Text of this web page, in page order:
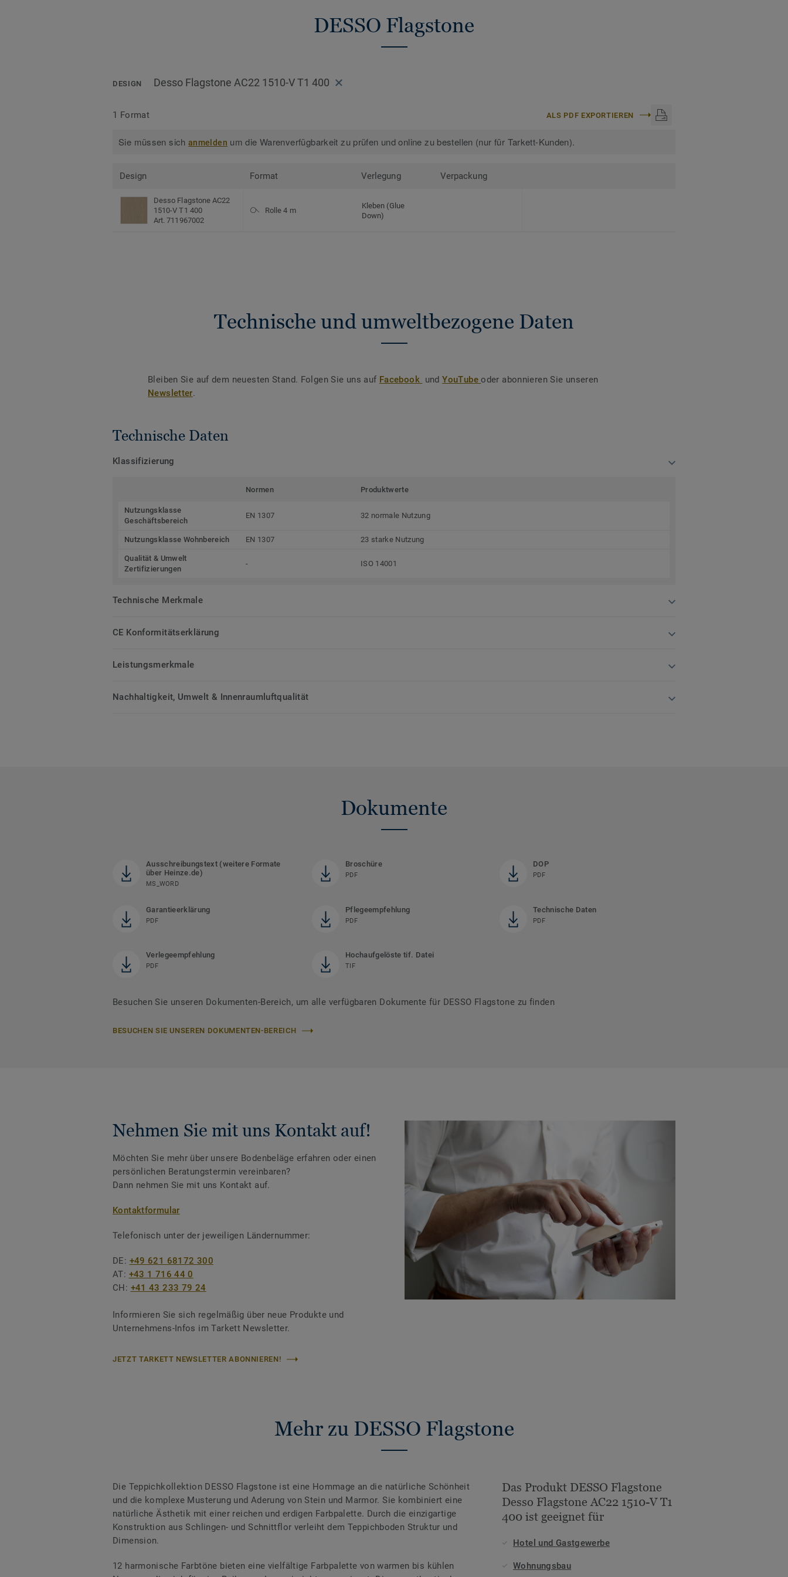
DESSO Flagstone
DESIGN Desso Flagstone AC22 1510-V T1 400
1 Format ALS PDF EXPORTIEREN
Sie müssen sichanmelden um die Warenverfügbarkeit zu prüfen und online zu bestellen (nur für Tarkett-Kunden).
Design Format Verlegung Verpackung
Desso Flagstone AC22
1510-V T1 400
Art. 711967002
Rolle 4 m
Kleben (Glue
Down)
Technische und umweltbezogene Daten
Bleiben Sie auf dem neuesten Stand. Folgen Sie uns auf Facebook undYouTubeoder abonnieren Sie unseren
Newsletter.
Technische Daten
Klassifizierung
Normen Produktwerte
Nutzungsklasse
Geschäftsbereich
EN 1307 32 normale Nutzung
Nutzungsklasse Wohnbereich EN 1307 23 starke Nutzung
Qualität & Umwelt
Zertifizierungen
- ISO 14001
Technische Merkmale
CE Konformitätserklärung
Leistungsmerkmale
Nachhaltigkeit, Umwelt & Innenraumluftqualität
Dokumente
Ausschreibungstext (weitere Formate
über Heinze.de)
MS_WORD
Broschüre
PDF
DOP
PDF
Garantieerklärung
PDF
Pflegeempfehlung
PDF
Technische Daten
PDF
Verlegeempfehlung
PDF
Hochaufgelöste tif. Datei
TIF
Besuchen Sie unseren Dokumenten-Bereich, um alle verfügbaren Dokumente für DESSO Flagstone zu finden
BESUCHEN SIE UNSEREN DOKUMENTEN-BEREICH
Nehmen Sie mit uns Kontakt auf!
Möchten Sie mehr über unsere Bodenbeläge erfahren oder einen
persönlichen Beratungstermin vereinbaren?
Dann nehmen Sie mit uns Kontakt auf.
Kontaktformular
Telefonisch unter der jeweiligen Ländernummer:
DE: +49 621 68172 300
AT: +43 1 716 44 0
CH: +41 43 233 79 24
Informieren Sie sich regelmäßig über neue Produkte und
Unternehmens-Infos im Tarkett Newsletter.
JETZT TARKETT NEWSLETTER ABONNIEREN!
Mehr zu DESSO Flagstone
Die Teppichkollektion DESSO Flagstone ist eine Hommage an die natürliche Schönheit
und die komplexe Musterung und Aderung von Stein und Marmor. Sie kombiniert eine
natürliche Ästhetik mit einer reichen und erdigen Farbpalette. Durch die einzigartige
Konstruktion aus Schlingen- und Schnittflor verleiht dem Teppichboden Struktur und
Dimension.
12 harmonische Farbtöne bieten eine vielfältige Farbpalette von warmen bis kühlen
Das Produkt DESSO Flagstone
Desso Flagstone AC22 1510-V T1
400 ist geeignet für
Hotel und Gastgewerbe
Wohnungsbau